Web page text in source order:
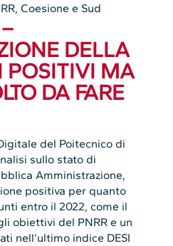
Coesione e Sud
DELLA
POSITIVI MA
DA FARE
del Poitecnico di
sullo stato di
Amministrazione,
positiva per quanto
entro il 2022, come il
obiettivi del PNRR e un
nell’ultimo indice DESI